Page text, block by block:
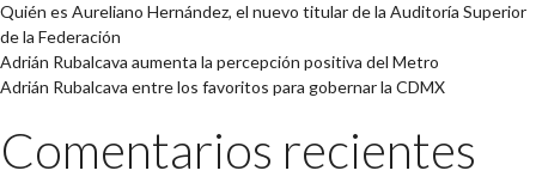
Quién es Aureliano Hernández, el nuevo titular de la Auditoría Superior
de la Federación
Adrián Rubalcava aumenta la percepción positiva del Metro
Adrián Rubalcava entre los favoritos para gobernar la CDMX
Comentarios recientes